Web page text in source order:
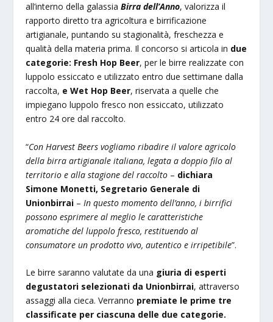
all’interno della galassiaBirra dell’Anno, valorizza il
rapporto diretto tra agricoltura e birrificazione
artigianale, puntando su stagionalità, freschezza e
qualità della materia prima. Il concorso si articola in due
categorie: Fresh Hop Beer, per le birre realizzate con
luppolo essiccato e utilizzato entro due settimane dalla
raccolta, e Wet Hop Beer, riservata a quelle che
impiegano luppolo fresco non essiccato, utilizzato
entro 24 ore dal raccolto.
“Con Harvest Beers vogliamo ribadire il valore agricolo
della birra artigianale italiana, legata a doppio filo al
territorio e alla stagione del raccolto – dichiara
Simone Monetti, Segretario Generale di
Unionbirrai – In questo momento dell’anno, i birrifici
possono esprimere al meglio le caratteristiche
aromatiche del luppolo fresco, restituendo al
consumatore un prodotto vivo, autentico e irripetibile”.
Le birre saranno valutate da una giuria di esperti
degustatori selezionati da Unionbirrai, attraverso
assaggi alla cieca. Verranno premiate le prime tre
classificate per ciascuna delle due categorie.